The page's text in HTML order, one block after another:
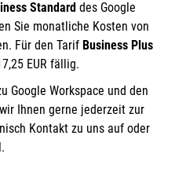
Standard des Google
Sie monatliche Kosten von
Für den Tarif Business Plus
EUR fällig.
Google Workspace und den
Ihnen gerne jederzeit zur
Kontakt zu uns auf oder